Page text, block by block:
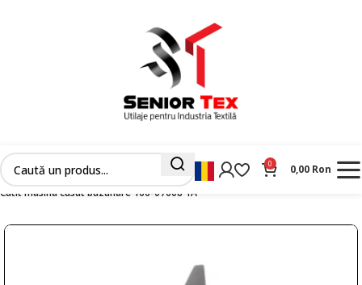
0 0,00 Ron
Prima pagină CutiteCutite masini cusut buzunare
Cutit masina cusut buzunare 166-07608 1A